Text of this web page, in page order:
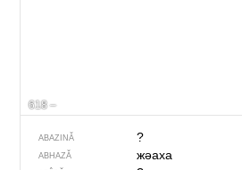
618 –
ABAZINĂ ?
ABHAZĂ жәаха